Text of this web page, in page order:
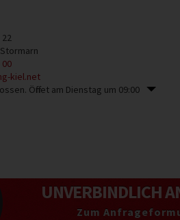
00
kiel.net
Öffnet am Dienstag um 09:00
UNVERBINDLICH
Zum